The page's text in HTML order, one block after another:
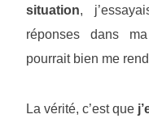
situation,
réponses dans
pourrait bien me
La vérité, c’est que